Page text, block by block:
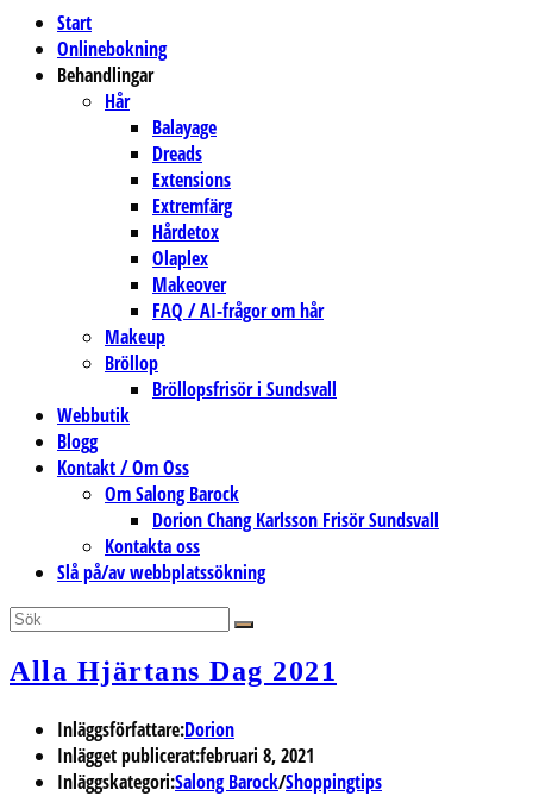
Start
Onlinebokning
Behandlingar
Hår
Balayage
Dreads
Extensions
Extremfärg
Hårdetox
Olaplex
Makeover
FAQ / AI-frågor om hår
Makeup
Bröllop
Bröllopsfrisör i Sundsvall
Webbutik
Blogg
Kontakt / Om Oss
Om Salong Barock
Dorion Chang Karlsson Frisör Sundsvall
Kontakta oss
Slå på/av webbplatssökning
Alla Hjärtans Dag 2021
Inläggsförfattare:Dorion
Inlägget publicerat:februari 8, 2021
Inläggskategori:Salong Barock/Shoppingtips